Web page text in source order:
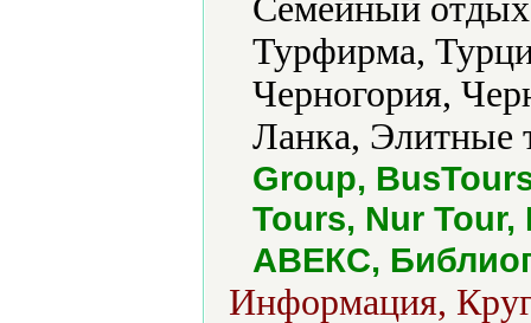
Семейный
Турфирма,
Черногория,
Ланка,
Group,
Tours, Nur Tour,
АВЕКС,
Информация,